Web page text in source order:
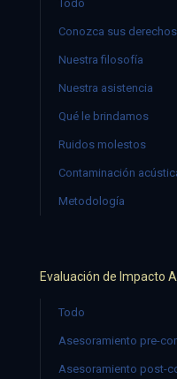
Todo
Conozca sus derechos
Nuestra filosofía
Nuestra asistencia
Qué le brindamos
Ruidos molestos
Contaminación
Metodología
Evaluación de Impacto
Todo
Asesoramiento pre-
Asesoramiento post-